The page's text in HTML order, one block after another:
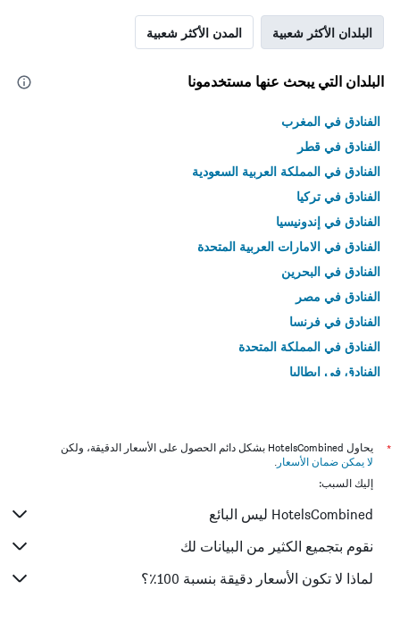
البلدان الأكثر شعبية المدن الأكثر شعبية
البلدان التي يبحث عنها مستخدمونا
الفنادق في المغرب
الفنادق في قطر
الفنادق في المملكة العربية السعودية
الفنادق في تركيا
الفنادق في إندونيسيا
الفنادق في الامارات العربية المتحدة
الفنادق في البحرين
الفنادق في مصر
الفنادق في فرنسا
الفنادق في المملكة المتحدة
الفنادق في إيطاليا
*
يحاول HotelsCombined بشكل دائم الحصول على الأسعار الدقيقة، ولكن
لا يمكن ضمان الأسعار .
إليك السبب:
HotelsCombined ليس البائع
نقوم بتجميع الكثير من البيانات لك
لماذا لا تكون الأسعار دقيقة بنسبة 100٪؟